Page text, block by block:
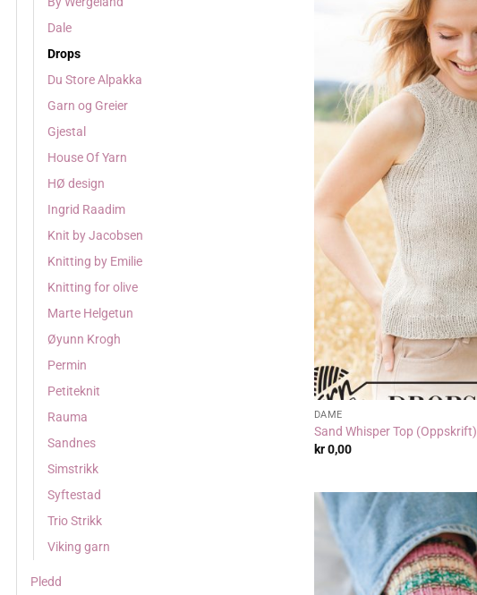
Dale
Drops
Du Store Alpakka
Garn og Greier
Gjestal
House Of Yarn
HØ design
Ingrid Raadim
Knit by Jacobsen
Knitting by Emilie
Knitting for olive
Marte Helgetun
Øyunn Krogh
Permin
Petiteknit
Rauma
Sandnes
Simstrikk
Syftestad
Trio Strikk
Viking garn
Pledd
DAME
Sand Whisper Top (Oppskrift)
kr0,00